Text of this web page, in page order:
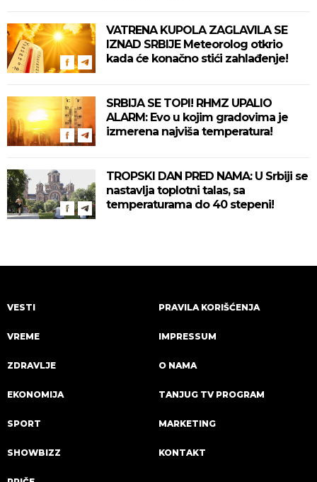
VATRENA KUPOLA ZAGLAVILA SE
IZNAD SRBIJE Meteorolog otkrio
kada će konačno stići zahlađenje!
SRBIJA SE TOPI! RHMZ UPALIO
ALARM: Evo u kojim gradovima je
izmerena najviša temperatura!
TROPSKI DAN PRED NAMA: U Srbiji se
nastavlja toplotni talas, sa
temperaturama do 40 stepeni!
VESTI
VREME
ZDRAVLJE
EKONOMIJA
SPORT
SHOWBIZZ
PRAVILA KORIŠĆENJA
IMPRESSUM
O NAMA
TANJUG TV PROGRAM
MARKETING
KONTAKT